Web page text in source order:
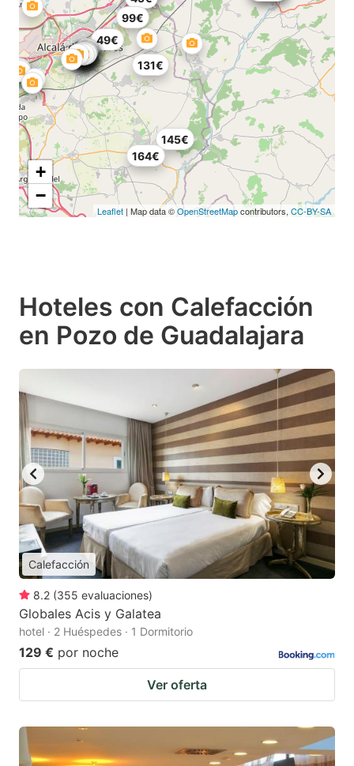
49€
99€
131€
145€
164€
+
−
Leaflet | Map data ©OpenStreetMapcontributors, CC-BY-SA
Hoteles con Calefacción
en Pozo de Guadalajara
Calefacción
8.2 (355 evaluaciones)
Globales Acis y Galatea
hotel · 2 Huéspedes · 1 Dormitorio
129 € por noche
Ver oferta